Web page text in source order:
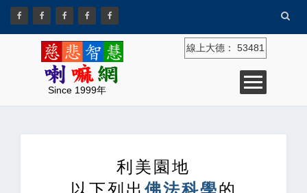
Since 1999年
線上大德： 53481
利美園地
以下列出佛法科學的